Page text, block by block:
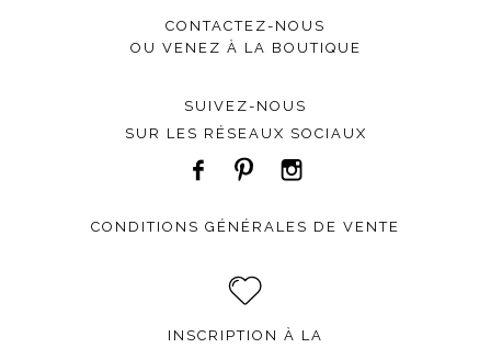
CONTACTEZ-NOUS
OU VENEZ À LA BOUTIQUE
SUIVEZ-NOUS
SUR LES RÉSEAUX SOCIAUX
CONDITIONS GÉNÉRALES DE VENTE
INSCRIPTION À LA